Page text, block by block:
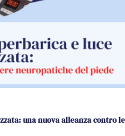
una nuova alleanza contro le